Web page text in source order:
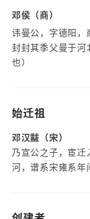
邓侯（商）
讳曼公，字德阳，
封封其季父曼于河
也）
始迁祖
邓汉黻（宋）
乃宣公之子，宦
河，谱系宋雍系年